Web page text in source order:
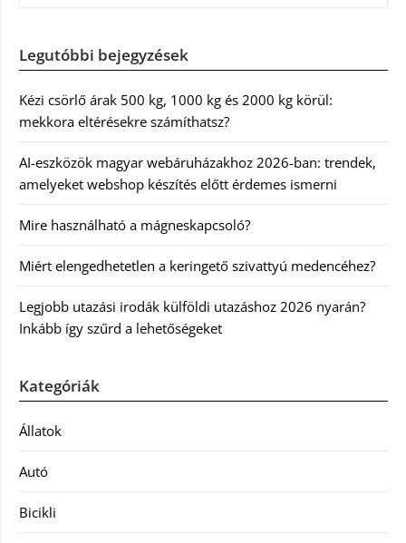
Legutóbbi bejegyzések
Kézi csörlő árak 500 kg, 1000 kg és 2000 kg körül:
mekkora eltérésekre számíthatsz?
AI-eszközök magyar webáruházakhoz 2026-ban: trendek,
amelyeket webshop készítés előtt érdemes ismerni
Mire használható a mágneskapcsoló?
Miért elengedhetetlen a keringető szivattyú medencéhez?
Legjobb utazási irodák külföldi utazáshoz 2026 nyarán?
Inkább így szűrd a lehetőségeket
Kategóriák
Állatok
Autó
Bicikli